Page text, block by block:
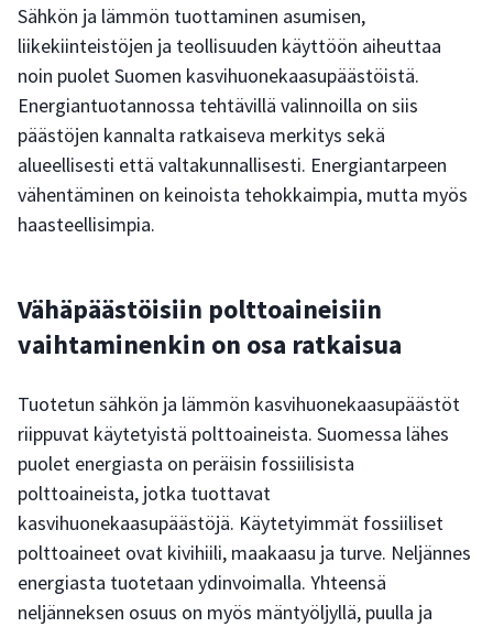
Sähkön ja lämmön tuottaminen asumisen,
liikekiinteistöjen ja teollisuuden käyttöön aiheuttaa
noin puolet Suomen kasvihuonekaasupäästöistä.
Energiantuotannossa tehtävillä valinnoilla on siis
päästöjen kannalta ratkaiseva merkitys sekä
alueellisesti että valtakunnallisesti. Energiantarpeen
vähentäminen on keinoista tehokkaimpia, mutta myös
haasteellisimpia.
Vähäpäästöisiin polttoaineisiin
vaihtaminenkin on osa ratkaisua
Tuotetun sähkön ja lämmön kasvihuonekaasupäästöt
riippuvat käytetyistä polttoaineista. Suomessa lähes
puolet energiasta on peräisin fossiilisista
polttoaineista, jotka tuottavat
kasvihuonekaasupäästöjä. Käytetyimmät fossiiliset
polttoaineet ovat kivihiili, maakaasu ja turve. Neljännes
energiasta tuotetaan ydinvoimalla. Yhteensä
neljänneksen osuus on myös mäntyöljyllä, puulla ja